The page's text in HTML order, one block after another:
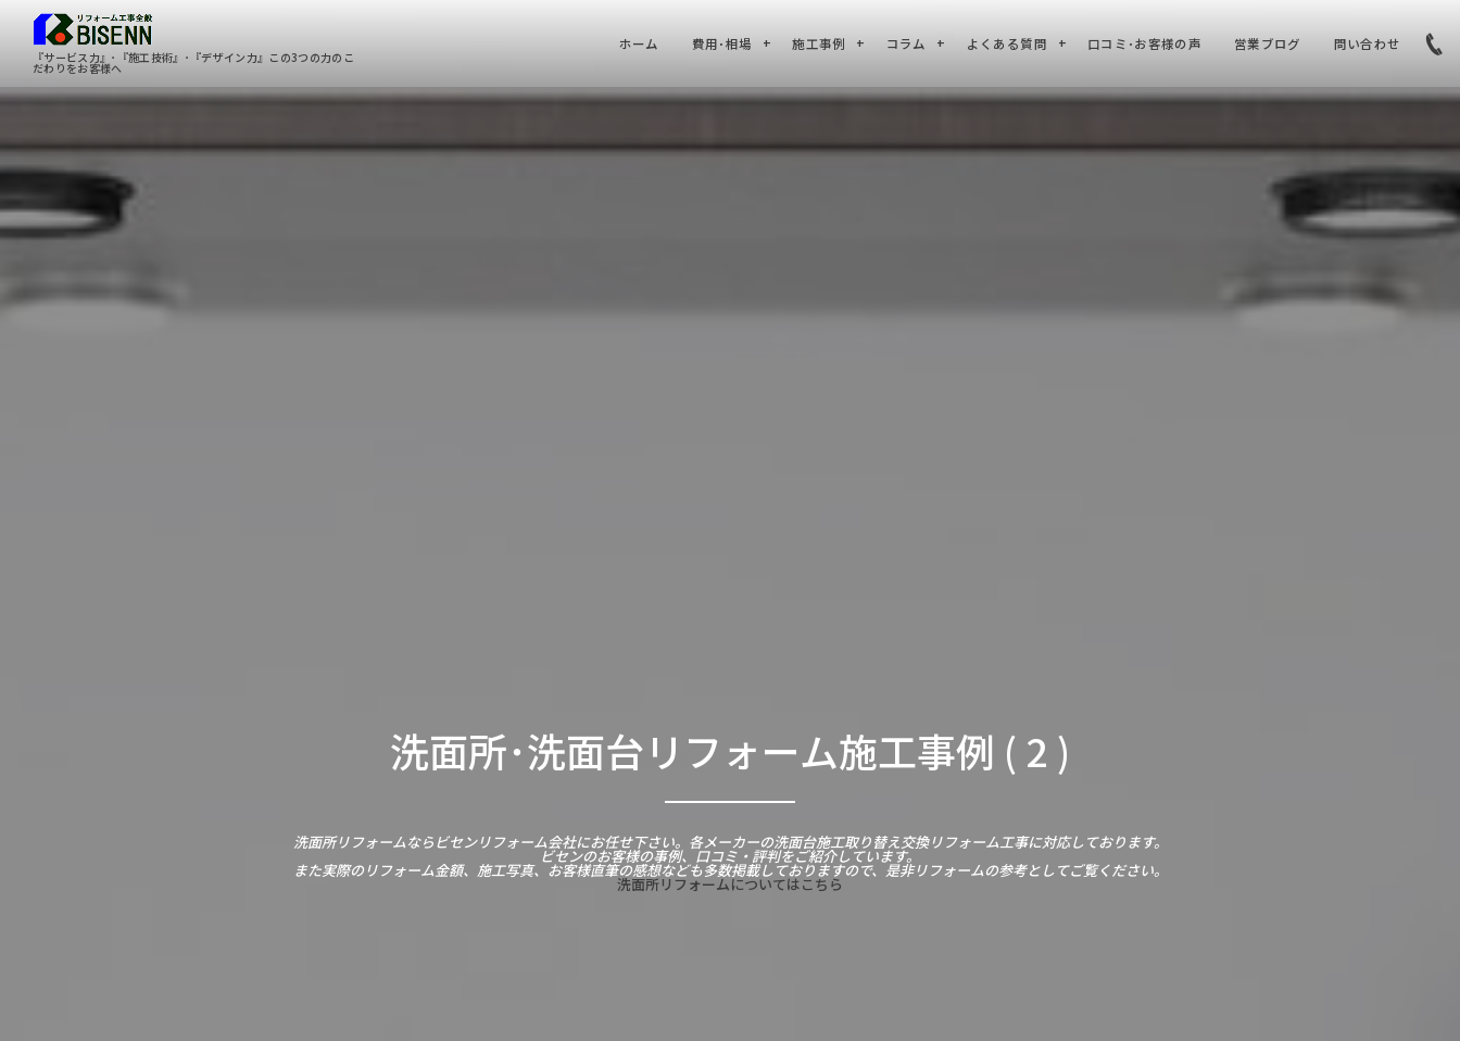
『サービス力』･『施工技術』･『デザイン力』この3つの力のこ
だわりをお客様へ
ホーム 費用･相場 施工事例 コラム よくある質問 口コミ･お客様の声 営業ブログ 問い合わせ
洗面所･洗面台リフォーム施工事例 ( 2 )
洗面所リフォームならビセンリフォーム会社にお任せ下さい。各メーカーの洗面台施工取り替え交換リフォーム工事に対応しております。
ビセンのお客様の事例、口コミ・評判をご紹介しています。
また実際のリフォーム金額、施工写真、お客様直筆の感想なども多数掲載しておりますので、是非リフォームの参考としてご覧ください。
洗面所リフォームについてはこちら